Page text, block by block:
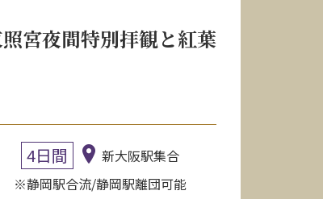
宮夜間特別拝観と紅葉
4日間
新大阪駅集合
※静岡駅合流/静岡駅離団可能